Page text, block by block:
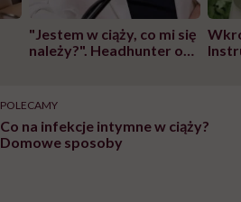
"Jestem w ciąży, co mi się
należy?". Headhunter o
pracy
POLECAMY
Co na infekcje intymne w ciąży?
Domowe sposoby